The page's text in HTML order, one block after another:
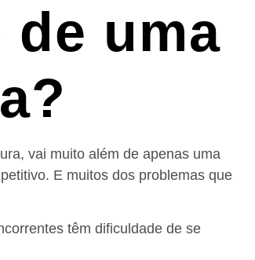
de uma
vai muito além de apenas uma
E muitos dos problemas que
têm dificuldade de se